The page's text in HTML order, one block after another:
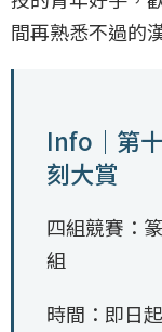
間再熟悉不過的
Info｜第
刻大賞
四組競賽：
組
時間：即日